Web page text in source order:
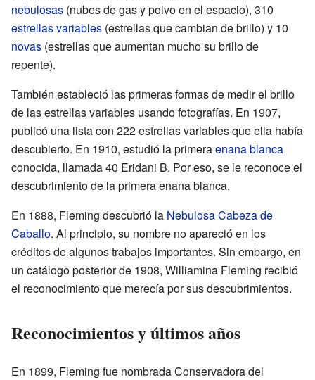
nebulosas (nubes de gas y polvo en el espacio), 310
estrellas variables (estrellas que cambian de brillo) y 10
novas (estrellas que aumentan mucho su brillo de
repente).
También estableció las primeras formas de medir el brillo
de las estrellas variables usando fotografías. En 1907,
publicó una lista con 222 estrellas variables que ella había
descubierto. En 1910, estudió la primeraenana blanca
conocida, llamada 40 Eridani B. Por eso, se le reconoce el
descubrimiento de la primera enana blanca.
En 1888, Fleming descubrió la Nebulosa Cabeza de
Caballo. Al principio, su nombre no apareció en los
créditos de algunos trabajos importantes. Sin embargo, en
un catálogo posterior de 1908, Williamina Fleming recibió
el reconocimiento que merecía por sus descubrimientos.
Reconocimientos y últimos años
En 1899, Fleming fue nombrada Conservadora del